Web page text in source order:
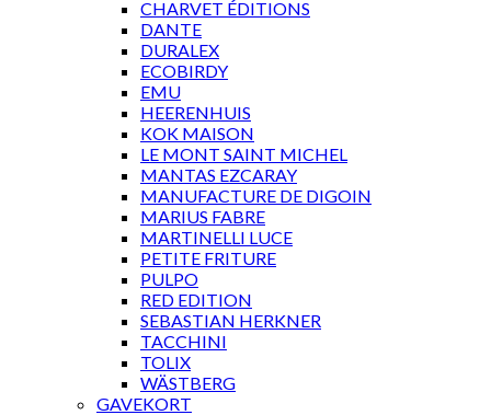
CHARVET ÉDITIONS
DANTE
DURALEX
ECOBIRDY
EMU
HEERENHUIS
KOK MAISON
LE MONT SAINT MICHEL
MANTAS EZCARAY
MANUFACTURE DE DIGOIN
MARIUS FABRE
MARTINELLI LUCE
PETITE FRITURE
PULPO
RED EDITION
SEBASTIAN HERKNER
TACCHINI
TOLIX
WÄSTBERG
GAVEKORT